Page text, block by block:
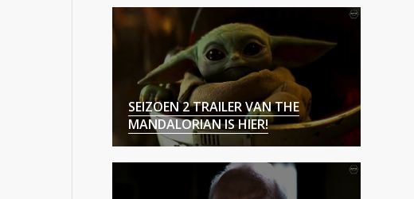
SEIZOEN 2 TRAILER VAN THE
MANDALORIAN IS HIER!